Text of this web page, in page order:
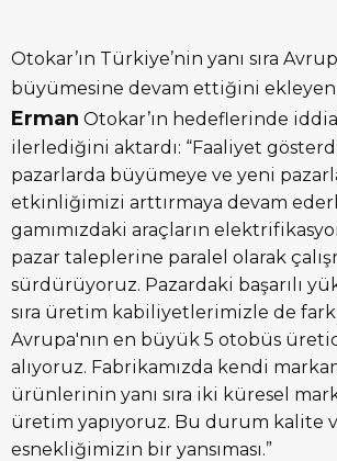
Otokar’ın Türkiye’nin yanı sıra
büyümesine devam ettiğini ekleyen
Erman Otokar’ın hedeflerinde
ilerlediğini aktardı: “Faaliyet
pazarlarda büyümeye ve yeni
etkinliğimizi arttırmaya devam
gamımızdaki araçların
pazar taleplerine paralel olarak
sürdürüyoruz. Pazardaki başarılı
sıra üretim kabiliyetlerimizle de fark
Avrupa'nın en büyük 5 otobüs
alıyoruz. Fabrikamızda kendi
ürünlerinin yanı sıra iki küresel
üretim yapıyoruz. Bu durum kalite
esnekliğimizin bir yansıması.”